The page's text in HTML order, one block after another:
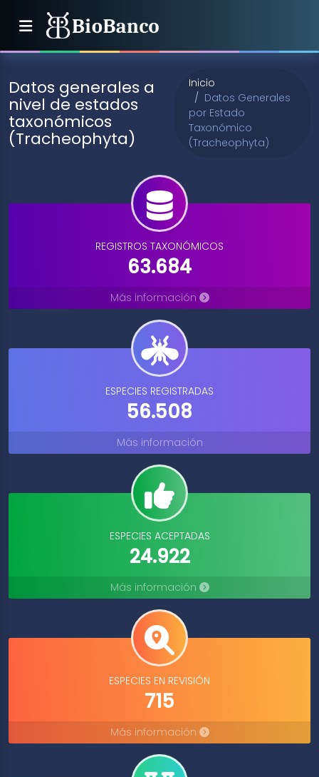
Datos generales a
nivel de estados
taxonómicos
(Tracheophyta)
Inicio
Datos Generales
por Estado
Taxonómico
(Tracheophyta)
REGISTROS TAXONÓMICOS
63.684
Más información
ESPECIES REGISTRADAS
56.508
Más información
ESPECIES ACEPTADAS
24.922
Más información
ESPECIES EN REVISIÓN
715
Más información